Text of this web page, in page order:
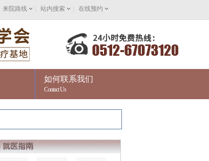
来院路线 站内搜索 在线预约
如何联系我们
Contact Us